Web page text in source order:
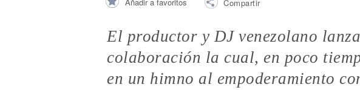
Compartir
El productor y DJ venezolano
colaboración la cual, en poco
en un himno al empoderamiento